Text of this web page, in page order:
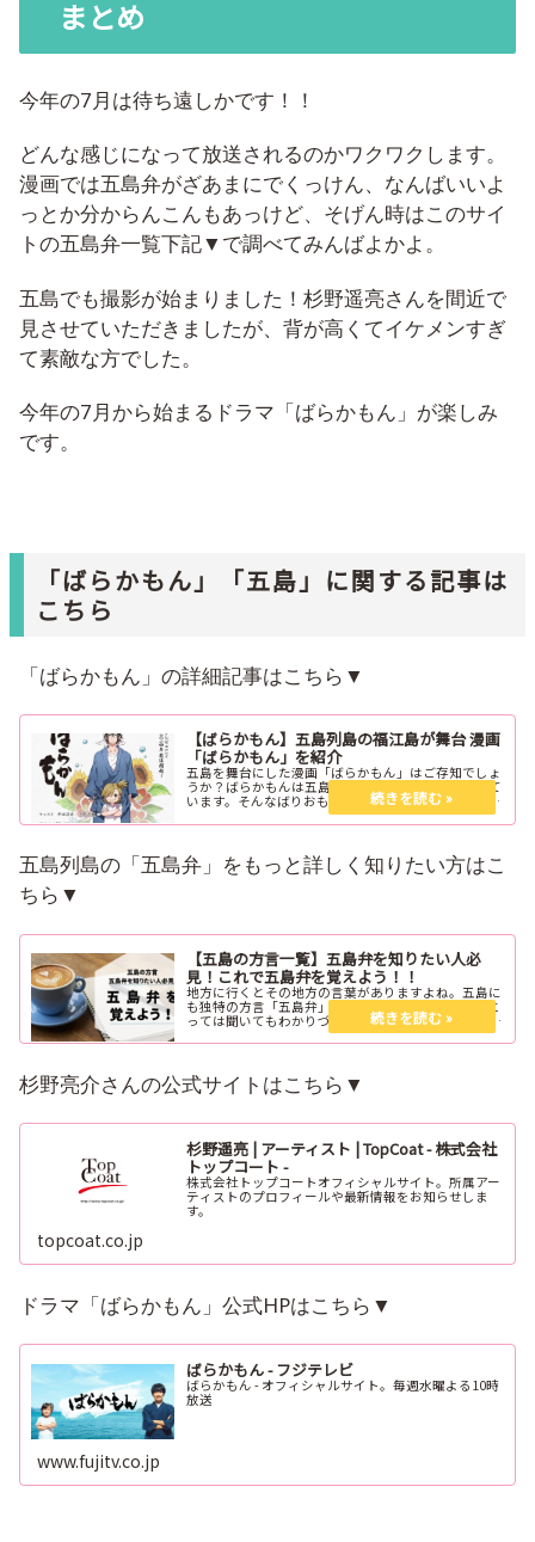
まとめ
今年の7月は待ち遠しかです！！
どんな感じになって放送されるのかワクワクします。
漫画では五島弁がざあまにでくっけん、なんばいいよ
っとか分からんこんもあっけど、そげん時はこのサイ
トの五島弁一覧下記▼で調べてみんばよかよ。
五島でも撮影が始まりました！杉野遥亮さんを間近で
見させていただきましたが、背が高くてイケメンすぎ
て素敵な方でした。
今年の7月から始まるドラマ「ばらかもん」が楽しみ
です。
「ばらかもん」「五島」に関する記事は
こちら
「ばらかもん」の詳細記事はこちら▼
【ばらかもん】五島列島の福江島が舞台 漫画
「ばらかもん」を紹介
五島を舞台にした漫画「ばらかもん」はご存知でしょ
うか？ばらかもんは五島列島の福江島が舞台になって
います。そんなばりおもしろい「ばらかもん」をご紹
五島列島の「五島弁」をもっと詳しく知りたい方はこ
ちら▼
【五島の方言一覧】五島弁を知りたい人必
見！これで五島弁を覚えよう！！
地方に行くとその地方の言葉がありますよね。五島に
も独特の方言「五島弁」があります。初めての人にと
っては聞いてもわかりづらいこともあると思います。
ということで今回は五島列島の「五島弁」を少しみな
さんにご紹介します。
杉野亮介さんの公式サイトはこちら▼
杉野遥亮 | アーティスト | TopCoat - 株式会社
トップコート -
株式会社トップコートオフィシャルサイト。所属アー
ティストのプロフィールや最新情報をお知らせしま
す。
topcoat.co.jp
ドラマ「ばらかもん」公式HPはこちら▼
ばらかもん - フジテレビ
ばらかもん - オフィシャルサイト。毎週水曜よる10時
放送
www.fujitv.co.jp